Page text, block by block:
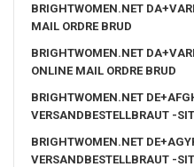
BRIGHTWOMEN.NET
MAIL ORDRE BRUD
BRIGHTWOMEN.NET
ONLINE MAIL ORDRE BRUD
BRIGHTWOMEN.NET
VERSANDBESTELLBRAUT -
BRIGHTWOMEN.NET
VERSANDBESTELLBRAUT -